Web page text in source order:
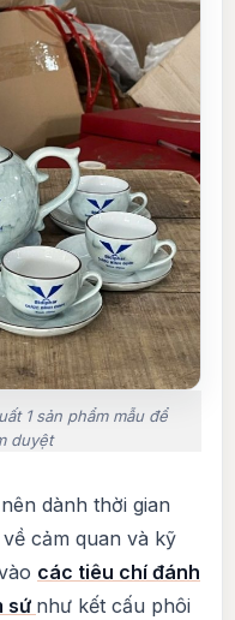
1 sản phẩm mẫu để
duyệt
dành thời gian
cảm quan và kỹ
các tiêu chí đánh
sứ như kết cấu phôi